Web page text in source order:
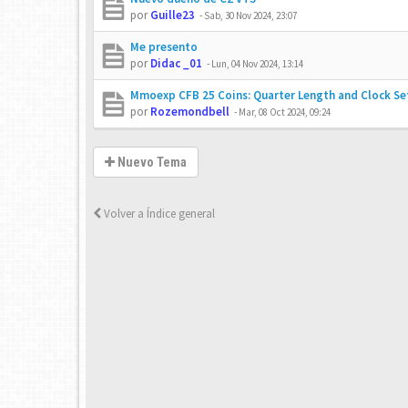
porGuille23 - Sab, 30 Nov 2024, 23:07
Me presento
porDidac _01 - Lun, 04 Nov 2024, 13:14
Mmoexp CFB 25 Coins: Quarter Length and Clock
porRozemondbell - Mar, 08 Oct 2024, 09:24
Nuevo Tema
Volver a Índice general